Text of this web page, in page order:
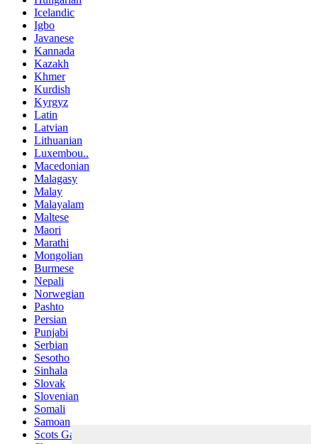
Icelandic
Igbo
Javanese
Kannada
Kazakh
Khmer
Kurdish
Kyrgyz
Latin
Latvian
Lithuanian
Luxembou..
Macedonian
Malagasy
Malay
Malayalam
Maltese
Maori
Marathi
Mongolian
Burmese
Nepali
Norwegian
Pashto
Persian
Punjabi
Serbian
Sesotho
Sinhala
Slovak
Slovenian
Somali
Samoan
Scots Gaelic